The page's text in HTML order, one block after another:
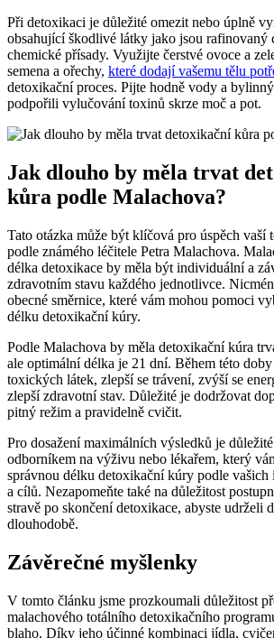
Při detoxikaci je důležité omezit nebo úplně
obsahující škodlivé látky jako jsou rafinovaný
chemické přísady. Využijte čerstvé ovoce a
semena a ořechy, které dodají vašemu tělu
detoxikační proces. Pijte hodně vody a
podpořili vylučování toxinů skrze moč a pot.
Jak dlouho by měla trvat
kůra podle Malachova?
Tato otázka může být klíčová pro úspěch vaší
podle známého léčitele Petra Malachova.
délka detoxikace by měla být individuální a
zdravotním stavu každého jednotlivce.
obecné směrnice, které vám mohou pomoci
délku detoxikační kúry.
Podle Malachova by měla detoxikační kúra
ale optimální délka je 21 dní. Během této
toxických látek, zlepší se trávení, zvýší se
zlepší zdravotní stav. Důležité je dodržovat
pitný režim a pravidelně cvičit.
Pro dosažení maximálních výsledků je
odborníkem na výživu nebo lékařem, který
správnou délku detoxikační kúry podle
a cílů. Nezapomeňte také na důležitost
stravě po skončení detoxikace, abyste udrželi
dlouhodobě.
Závěrečné myšlenky
V tomto článku jsme prozkoumali důležitost
malachového totálního detoxikačního
blaho. Díky jeho účinné kombinaci jídla,